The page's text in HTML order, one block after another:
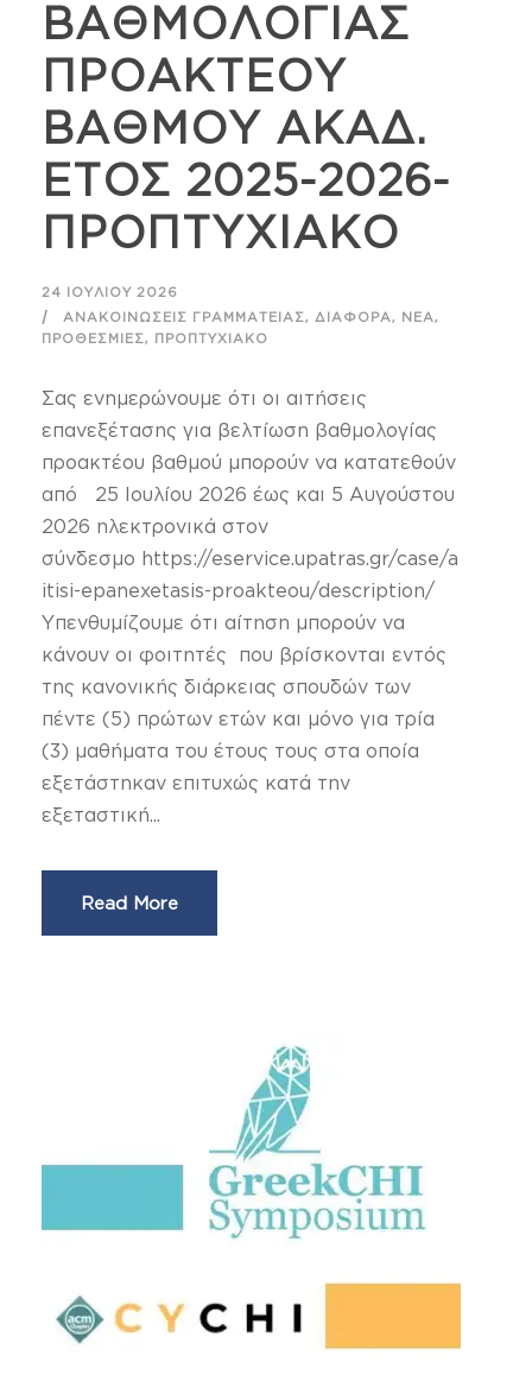
ΒΑΘΜΟΛΟΓΙΑΣ
ΠΡΟΑΚΤΕΟΥ
ΒΑΘΜΟΥ ΑΚΑΔ.
ΕΤΟΣ 2025-2026-
ΠΡΟΠΤΥΧΙΑΚΟ
24 ΙΟΥΛΊΟΥ 2026
ΑΝΑΚΟΙΝΏΣΕΙΣ ΓΡΑΜΜΑΤΕΊΑΣ, ΔΙΆΦΟΡΑ, ΝΈΑ,
ΠΡΟΘΕΣΜΊΕΣ, ΠΡΟΠΤΥΧΙΑΚΌ
Σας ενημερώνουμε ότι οι αιτήσεις
επανεξέτασης για βελτίωση βαθμολογίας
προακτέου βαθμού μπορούν να κατατεθούν
από 25 Ιουλίου 2026 έως και 5 Αυγούστου
2026 ηλεκτρονικά στον
σύνδεσμο https://eservice.upatras.gr/case/a
itisi-epanexetasis-proakteou/description/
Υπενθυμίζουμε ότι αίτηση μπορούν να
κάνουν οι φοιτητές που βρίσκονται εντός
της κανονικής διάρκειας σπουδών των
πέντε (5) πρώτων ετών και μόνο για τρία
(3) μαθήματα του έτους τους στα οποία
εξετάστηκαν επιτυχώς κατά την
εξεταστική...
Read More